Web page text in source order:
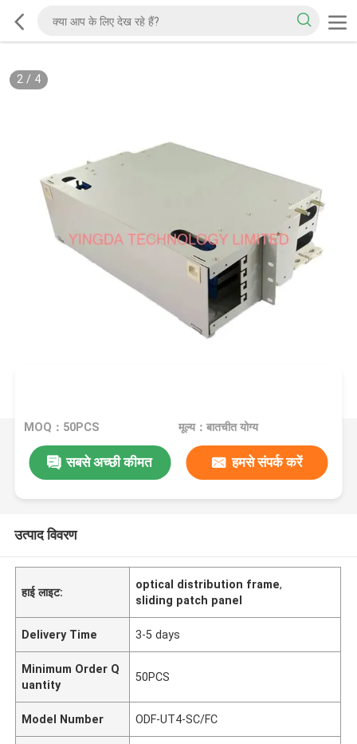
2/ 4
MOQ：50PCS मूल्य：बातचीत योग्य
सबसे अच्छी कीमत हमसे संपर्क करें
उत्पाद विवरण
हाई लाइट:
optical distribution frame,
sliding patch panel
Delivery Time 3-5 days
Minimum Order Q
uantity
50PCS
Model Number ODF-UT4-SC/FC